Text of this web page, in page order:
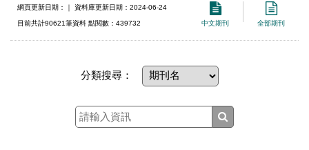
中文期刊 全部期刊
網頁更新日期： ｜ 資料庫更新日期：2024-06-24
目前共計90621筆資料 點閱數：439732
分類搜尋：